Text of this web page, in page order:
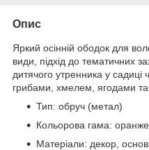
Опис
Яркий осінній ободок для
види, підхід до тематичних
дитячого утренника у
грибами, хмелем, ягодами
Тип: обруч (метал)
Кольорова гама:
Матеріали: декор,